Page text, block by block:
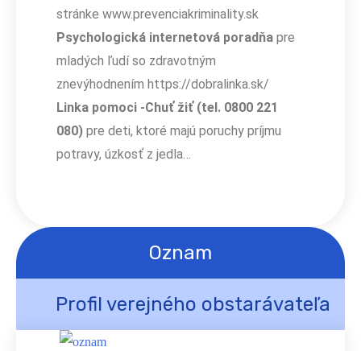
stránke www.prevenciakriminality.sk
Psychologická internetová poradňa pre
mladých ľudí so zdravotným
znevýhodnením https://dobralinka.sk/
Linka pomoci -Chuť žiť (tel. 0800 221
080) pre deti, ktoré majú poruchy príjmu
potravy, úzkosť z jedla…
Oznam
Profil verejného obstarávateľa